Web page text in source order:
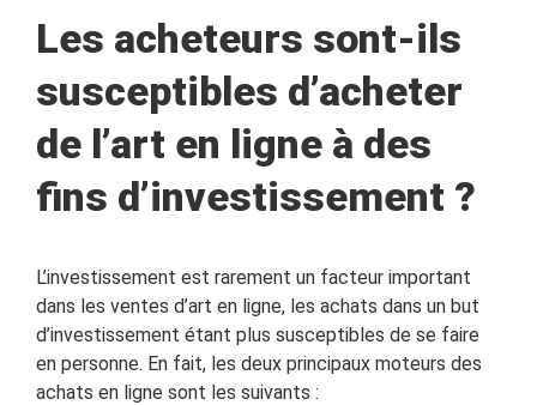
Les acheteurs sont-ils
susceptibles d’acheter
de l’art en ligne à des
fins d’investissement ?
L’investissement est rarement un facteur important
dans les ventes d’art en ligne, les achats dans un but
d’investissement étant plus susceptibles de se faire
en personne. En fait, les deux principaux moteurs des
achats en ligne sont les suivants :